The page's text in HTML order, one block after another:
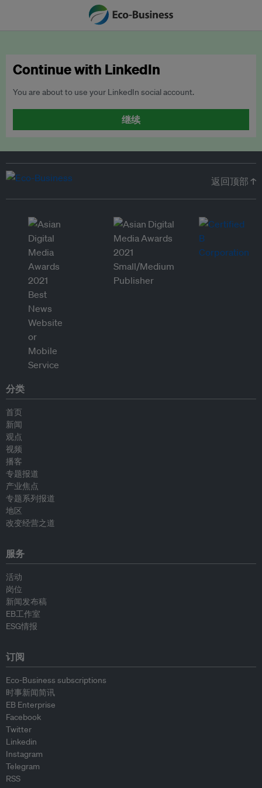
Continue with LinkedIn
You are about to use your LinkedIn social account.
继续
返回顶部 ↑
分类
首页
新闻
观点
视频
播客
专题报道
产业焦点
专题系列报道
地区
改变经营之道
服务
活动
岗位
新闻发布稿
EB工作室
ESG情报
订阅
Eco-Business subscriptions
时事新闻简讯
EB Enterprise
Facebook
Twitter
Linkedin
Instagram
Telegram
RSS